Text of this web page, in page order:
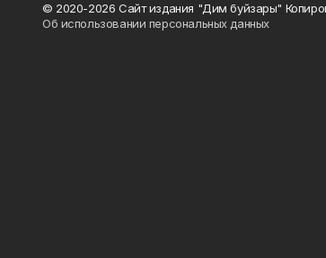
© 2020-2026 Сайт издания "Дим буйзары"
Об использовании персональных данных